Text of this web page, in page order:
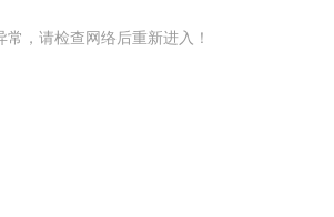
常，请检查网络后重新进入！